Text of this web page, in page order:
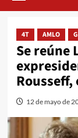
4T AMLO
Se reúne
12 de mayo de